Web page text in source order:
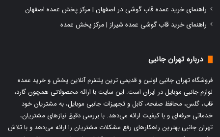
راهنمای خرید عمده قاب گوشی در اصفهان | مرکز پخش عمده اصفهان
راهنمای خرید قاب گوشی عمده شیراز | مرکز پخش عمده
درباره تهران جانبی
فروشگاه تهران جانبی اولین و قدیمی ترین پلتفرم آنلاین پخش و خرید عمده
لوازم جانبی موبایلدر ایران است. این سایت با ارائه محصولاتی همچون گارد،
قاب، گلس، محافظ صفحه، کابل و تجهیزات جانبی موبایل، به مشتریان خود
خدماتی حرفه‌ای و با کیفیت ارائه می‌دهد. با بررسی دقیق نیازهای مشتریان،
تهران جانبی بهترین راهکارهای رفع مشکلات مشتریان را ارائه می‌دهد و با تلاش